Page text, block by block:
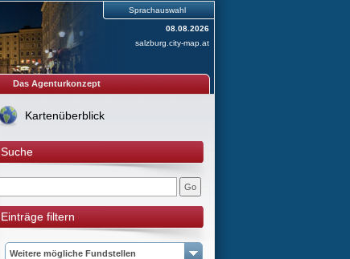
Sprachauswahl
08.08.2026
salzburg.city-map.at
Das Agenturkonzept
Kartenüberblick
Suche
Einträge filtern
Weitere mögliche Fundstellen